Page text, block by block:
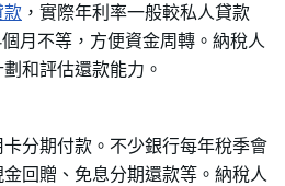
款 ，實際年利率一般較私人貸款
月不等，方便資金周轉。納稅人
和評估還款能力。
分期付款。不少銀行每年稅季會
回贈、免息分期還款等。納稅人